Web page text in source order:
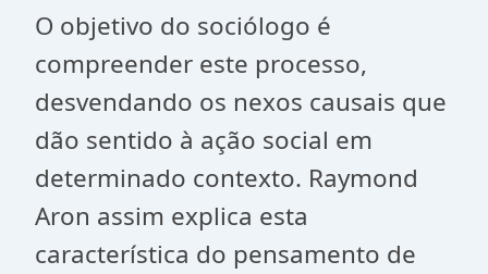
O objetivo do sociólogo é
compreender este processo,
desvendando os nexos causais que
dão sentido à ação social em
determinado contexto. Raymond
Aron assim explica esta
característica do pensamento de